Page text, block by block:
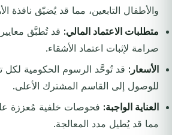
والأطفال التابعين، مما قد يُضيّق نافذة
متطلبات الاعتماد المالي: قد تُطبَّق معايير
صرامة لإثبات اعتماد الأشقاء.
الأسعار: قد تُوحَّد الرسوم الحكومية لكل
للوصول إلى القاسم المشترك الأعلى.
العناية الواجبة: فحوصات خلفية مُعززة
مما قد يُطيل مدد المعالجة.